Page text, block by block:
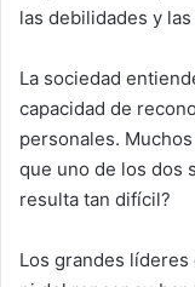
las debilidades y
La sociedad
capacidad de
personales.
que uno de los dos
resulta tan difícil?
Los grandes